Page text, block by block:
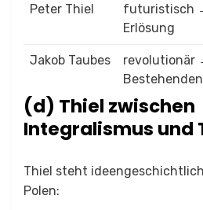
Peter Thiel
futuristisch
Erlösung
Jakob Taubes
revolutionär
Bestehenden
(d) Thiel zwischen
Integralismus und
Thiel steht
Polen: